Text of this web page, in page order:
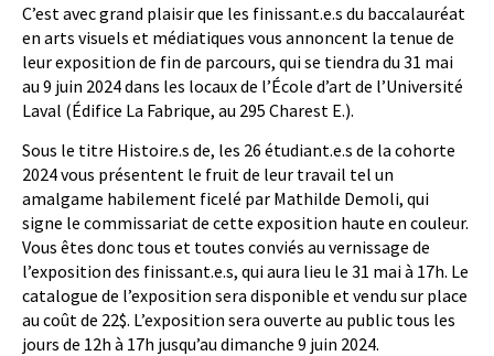
C’est avec grand plaisir que les finissant.e.s du baccalauréat
en arts visuels et médiatiques vous annoncent la tenue de
leur exposition de fin de parcours, qui se tiendra du 31 mai
au 9 juin 2024 dans les locaux de l’École d’art de l’Université
Laval (Édifice La Fabrique, au 295 Charest E.).
Sous le titre Histoire.s de, les 26 étudiant.e.s de la cohorte
2024 vous présentent le fruit de leur travail tel un
amalgame habilement ficelé par Mathilde Demoli, qui
signe le commissariat de cette exposition haute en couleur.
Vous êtes donc tous et toutes conviés au vernissage de
l’exposition des finissant.e.s, qui aura lieu le 31 mai à 17h. Le
catalogue de l’exposition sera disponible et vendu sur place
au coût de 22$. L’exposition sera ouverte au public tous les
jours de 12h à 17h jusqu’au dimanche 9 juin 2024.